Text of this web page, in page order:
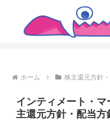
ホーム 株主還元方針
インティメート・
主還元方針・配当